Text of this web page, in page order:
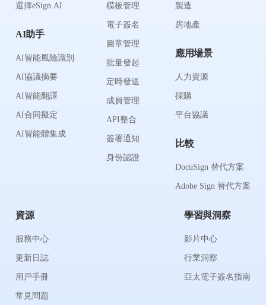
選擇eSign.AI
AI助手
AI智能風險識別
AI協議摘要
AI智能翻譯
AI合同擬定
AI智能體集成
模板管理
電子簽名
圖章管理
批量發起
定時發送
成員管理
API整合
簽署通知
身份認證
製造
房地產
應用場景
人力資源
採購
平台協議
比較
DocuSign 替代方案
Adobe Sign 替代方案
資源
服務中心
更新日誌
用戶手冊
常見問題
學習與洞察
影片中心
行業洞察
亞太電子簽名指南